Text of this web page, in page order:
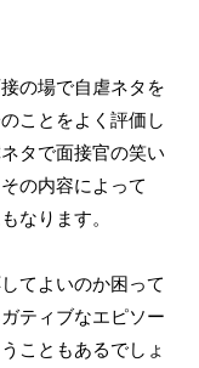
の場で自虐ネタを
ことをよく評価し
タで面接官の笑い
の内容によって
なります。
てよいのか困って
ティブなエピソー
こともあるでしょ